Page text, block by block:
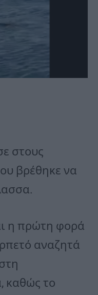
στους
βρέθηκε να
η πρώτη φορά
αναζητά
καθώς το